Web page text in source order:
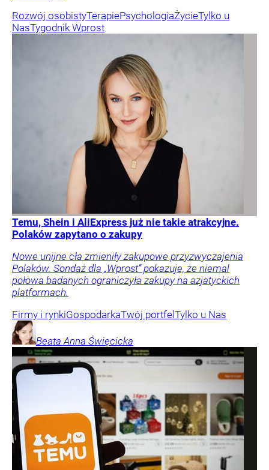
Rozwój osobistyTerapiePsychologiaŻycieTylko u
NasTygodnik Wprost
Temu, Shein i AliExpress już nie takie atrakcyjne.
Polaków zapytano o zakupy
Nowe unijne cła zmieniły zakupowe przyzwyczajenia
Polaków. Sondaż dla „Wprost” pokazuje, że niemal
połowa badanych ograniczyła zakupy na azjatyckich
platformach.
Firmy i rynkiGospodarkaTwój portfelTylko u Nas
Beata Anna Święcicka